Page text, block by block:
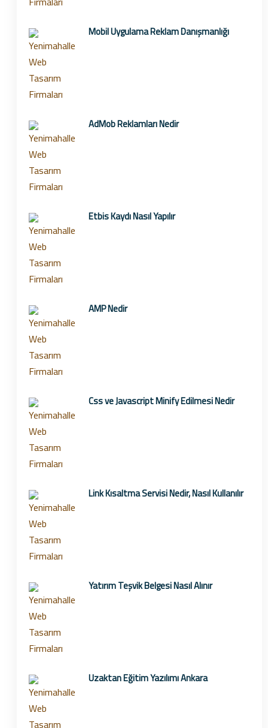
Mobil Uygulama Reklam Danışmanlığı
AdMob Reklamları Nedir
Etbis Kaydı Nasıl Yapılır
AMP Nedir
Css ve Javascript Minify Edilmesi Nedir
Link Kısaltma Servisi Nedir, Nasıl Kullanılır
Yatırım Teşvik Belgesi Nasıl Alınır
Uzaktan Eğitim Yazılımı Ankara